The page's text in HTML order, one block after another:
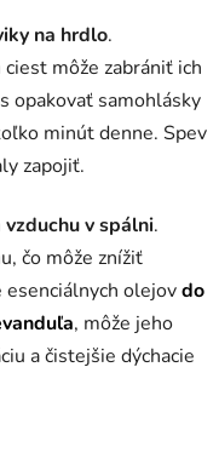
na hrdlo.
môže zabrániť ich
opakovať samohlásky
minút denne. Spev
zapojiť.
v spálni.
čo môže znížiť
esenciálnych olejovdo
, môže jeho
a čistejšie dýchacie